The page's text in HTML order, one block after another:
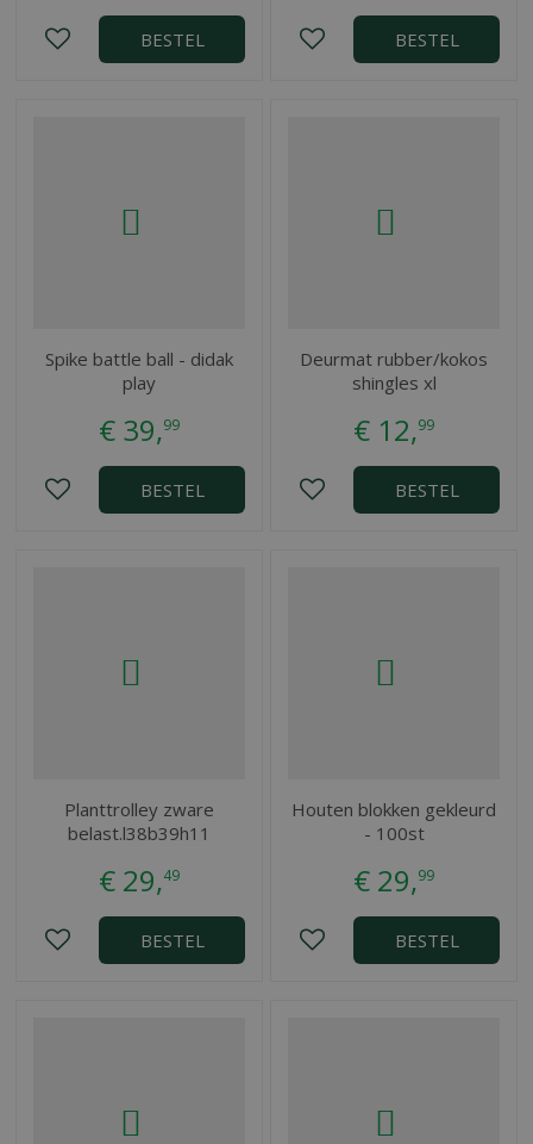
BESTEL BESTEL
Spike battle ball - didak
play
€ 39,99
BESTEL
Deurmat rubber/kokos
shingles xl
€ 12,99
BESTEL
Planttrolley zware
belast.l38b39h11
€ 29,49
BESTEL
Houten blokken gekleurd
- 100st
€ 29,99
BESTEL